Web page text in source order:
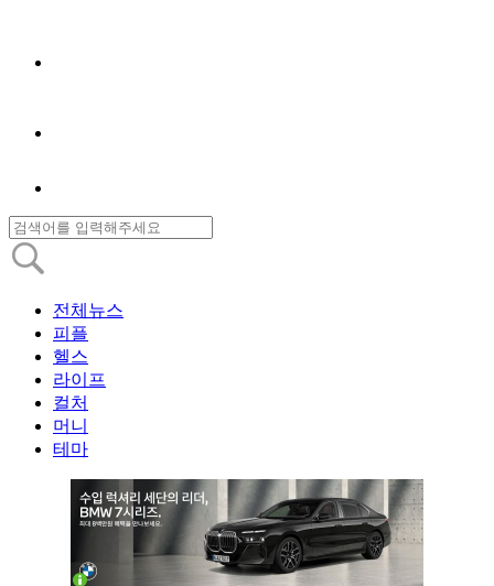
전체뉴스
피플
헬스
라이프
컬처
머니
테마